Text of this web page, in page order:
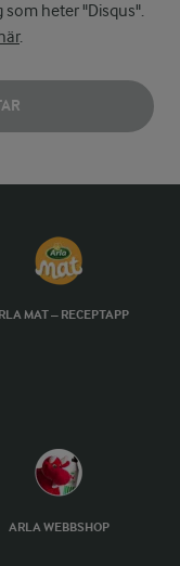
heter "Disqus".
.
MAT – RECEPTAPP
ARLA WEBBSHOP